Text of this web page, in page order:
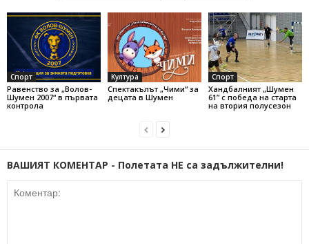
Спорт
Равенство за „Волов-
Шумен 2007“ в първата
контрола
Култура
Спектакълът „Чими“ за
децата в Шумен
Спорт
Хандбалният „Шумен
61” с победа на старта
на втория полусезон
ВАШИЯТ КОМЕНТАР - Полетата НЕ са задължителни!